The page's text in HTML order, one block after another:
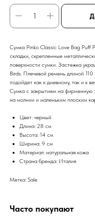
Cумка Pinko Classic Love Bag Puff
складки, скрепленные
поверхности сумки. Застежка
Birds. Плечевой ремень длиной
подойдет как к дневному, так и к
Сумка с закрытием на фирменную
на молнии и маленьким плоским
Цвет: черный
Длина: 28 см
Высота: 14 см
Ширина: 9 см
Материал: натуральная кожа
Страна бренда: Италия
Метка: Sale
Часто покупают